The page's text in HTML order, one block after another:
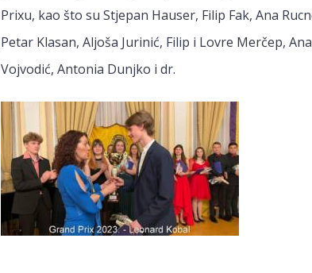
Prixu, kao što su Stjepan Hauser, Filip Fak, Ana
Petar Klasan, Aljoša Jurinić, Filip i Lovre Merčep,
Vojvodić, Antonia Dunjko i dr.